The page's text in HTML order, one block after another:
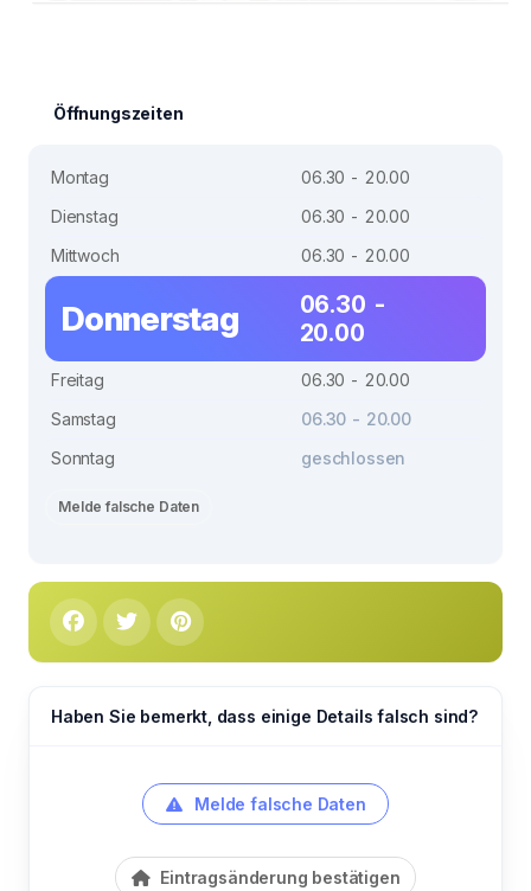
Öffnungszeiten
Montag
06.30 - 20.00
Dienstag
06.30 - 20.00
Mittwoch
06.30 - 20.00
Donnerstag
06.30 -
20.00
Freitag
06.30 - 20.00
Samstag
06.30 - 20.00
Sonntag
geschlossen
Melde falsche Daten
Haben Sie bemerkt, dass einige Details falsch sind?
Melde falsche Daten
Eintragsänderung bestätigen